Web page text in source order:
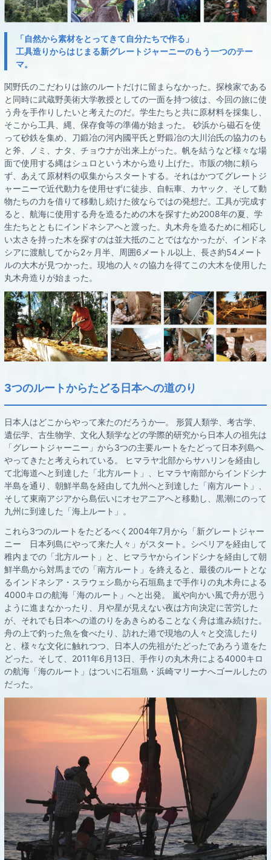
「自然から素材をとってきて自分たちで作る」
工具造りからはじまる新グレートジャーニーのもう一つのテー
マ。
関野氏のこだわりは旅のルートだけに留まらなかった。探検家である
と同時に武蔵野美術大学教授としての一面を持つ彼は、今回の旅に使
う舟を手作りしたいと考えたのだ。学生たちと共に原材料を採集し、
そこから工具、縄、保存食等の準備が始まった。 砂浜から磁石を使
って砂鉄を集め、刀鍛冶の河内國平氏と野鍛冶の大川治氏の協力のも
と斧、ノミ、ナタ、チョウナが出来上がった。帆を結うなど様々な場
面で使用する縄はシュロという木から造り上げた。市販の物に頼ら
ず、あえて原材料の収集からスタートする。それはかつてグレートジ
ャーニーで近代動力を使用せずに徒歩、自転車、カヤック、そして動
物たちの力を借りて移動し続けた彼ならではの発想だ。工具が完成す
ると、航海に使用する舟を造るための木を探すため2008年の夏、学
生たちとともにインドネシアへと渡った。丸木舟を造るために相応し
い太さを持った木を探すのは並大抵のことではなかったが、インドネ
シアに渡航してから2ヶ月半、周囲6メートル以上、長さ約54メート
ルの大木が見つかった。現地の人々の協力を得てこの大木を使用した
丸木舟造りが始まった。
3つのルートからたどる日本への道のり
日本人はどこからやって来たのだろうか―。 形質人類学、考古学、
遺伝学、古生物学、文化人類学などの学際的研究から日本人の祖先は
「グレートジャーニー」から3つの主要ルートをたどって日本列島へ
やってきたと考えられている。 ヒマラヤ北部からサハリンを経由し
て北海道へと到達した「北方ルート」、ヒマラヤ南部からインドシナ
半島を通り、朝鮮半島を経由して九州へと到達した「南方ルート」、
そして東南アジアから島伝いにオセアニアへと移動し、黒潮にのって
九州に到達した「海上ルート」。
これら3つのルートをたどるべく2004年7月から「新グレートジャー
ニー 日本列島にやって来た人々」がスタート。シベリアを経由して
稚内までの「北方ルート」と、ヒマラヤからインドシナを経由して朝
鮮半島から対馬までの「南方ルート」を終えると、最後のルートとな
るインドネシア・スラウェシ島から石垣島まで手作りの丸木舟による
4000キロの航海「海のルート」へと出発。 嵐や向かい風で舟が思う
ように進まなかったり、月や星が見えない夜は方向決定に苦労した
が、それでも日本への道のりをあきらめることなく舟は進み続けた。
舟の上で釣った魚を食べたり、訪れた港で現地の人々と交流したり
と、様々な文化に触れつつ、日本人の先祖がたどったであろう道をた
どった。そして、2011年6月13日、手作りの丸木舟による4000キロ
の航海「海のルート」はついに石垣島・浜崎マリーナへゴールしたの
だった。